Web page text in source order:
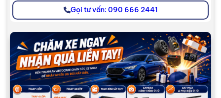
Gọi tư vấn: 090 666 2441